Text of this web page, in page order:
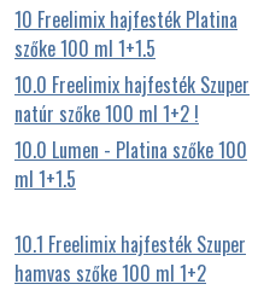
10 Freelimix hajfesték Platina
szőke 100 ml 1+1.5
10.0 Freelimix hajfesték Szuper
natúr szőke 100 ml 1+2 !
10.0 Lumen - Platina szőke 100
ml 1+1.5
10.1 Freelimix hajfesték Szuper
hamvas szőke 100 ml 1+2